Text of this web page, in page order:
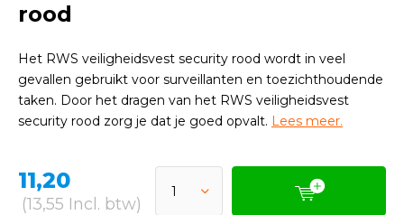
rood
Het RWS veiligheidsvest security rood wordt in veel
gevallen gebruikt voor surveillanten en toezichthoudende
taken. Door het dragen van het RWS veiligheidsvest
security rood zorg je dat je goed opvalt. Lees meer.
11,20
(13,55 Incl. btw)